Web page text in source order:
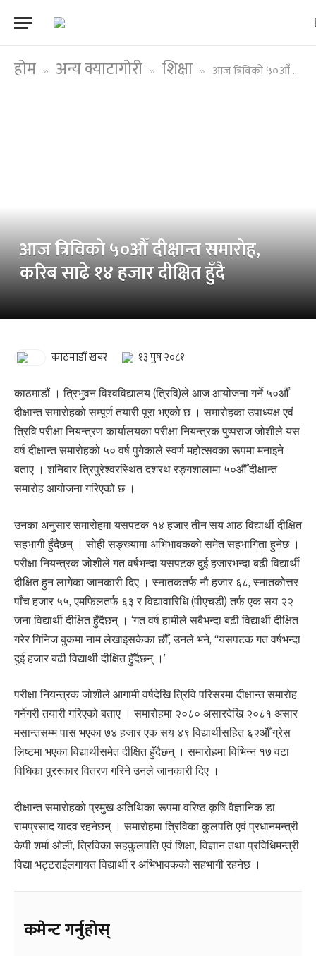
होम » अन्य क्याटागोरी » शिक्षा » आज त्रिविको ५०औँ दीक्षान्त समारोह, करिब साढे १४ हजार दीक्षित हुँदै
आज त्रिविको ५०औँ दीक्षान्त समारोह,
करिब साढे १४ हजार दीक्षित हुँदै
काठमाडौं खबर १३ पुष २०८१
काठमाडौं । त्रिभुवन विश्वविद्यालय (त्रिवि)ले आज आयोजना गर्ने ५०औँ
दीक्षान्त समारोहको सम्पूर्ण तयारी पूरा भएको छ । समारोहका उपाध्यक्ष एवं
त्रिवि परीक्षा नियन्त्रण कार्यालयका परीक्षा नियन्त्रक पुष्पराज जोशीले यस
वर्ष दीक्षान्त समारोहको ५० वर्ष पुगेकाले स्वर्ण महोत्सवका रूपमा मनाइने
बताए । शनिबार त्रिपुरेश्वरस्थित दशरथ रङ्गशालामा ५०औँ दीक्षान्त
समारोह आयोजना गरिएको छ ।
उनका अनुसार समारोहमा यसपटक १४ हजार तीन सय आठ विद्यार्थी दीक्षित
सहभागी हुँदैछन् । सोही सङ्ख्यामा अभिभावकको समेत सहभागिता हुनेछ ।
परीक्षा नियन्त्रक जोशीले गत वर्षभन्दा यसपटक दुई हजारभन्दा बढी विद्यार्थी
दीक्षित हुन लागेका जानकारी दिए । स्नातकतर्फ नौ हजार ६८, स्नातकोत्तर
पाँच हजार ५५, एमफिलतर्फ ६३ र विद्यावारिधि (पीएचडी) तर्फ एक सय २२
जना विद्यार्थी दीक्षित हुँदैछन् । ‘गत वर्ष हामीले सबैभन्दा बढी विद्यार्थी दीक्षित
गरेर गिनिज बुकमा नाम लेखाइसकेका छौँ’, उनले भने, “यसपटक गत वर्षभन्दा
दुई हजार बढी विद्यार्थी दीक्षित हुँदैछन् ।’
परीक्षा नियन्त्रक जोशीले आगामी वर्षदेखि त्रिवि परिसरमा दीक्षान्त समारोह
गर्नेगरी तयारी गरिएको बताए । समारोहमा २०८० असारदेखि २०८१ असार
मसान्तसम्म पास भएका ७४ हजार एक सय ४९ विद्यार्थीसहित ६२औँ ग्रेस
लिष्टमा भएका विद्यार्थीसमेत दीक्षित हुँदैछन् । समारोहमा विभिन्न १७ वटा
विधिका पुरस्कार वितरण गरिने उनले जानकारी दिए ।
दीक्षान्त समारोहको प्रमुख अतिथिका रूपमा वरिष्ठ कृषि वैज्ञानिक डा
रामप्रसाद यादव रहनेछन् । समारोहमा त्रिविका कुलपति एवं प्रधानमन्त्री
केपी शर्मा ओली, त्रिविका सहकुलपति एवं शिक्षा, विज्ञान तथा प्रविधिमन्त्री
विद्या भट्टराईलगायत विद्यार्थी र अभिभावकको सहभागी रहनेछ ।
कमेन्ट गर्नुहोस्